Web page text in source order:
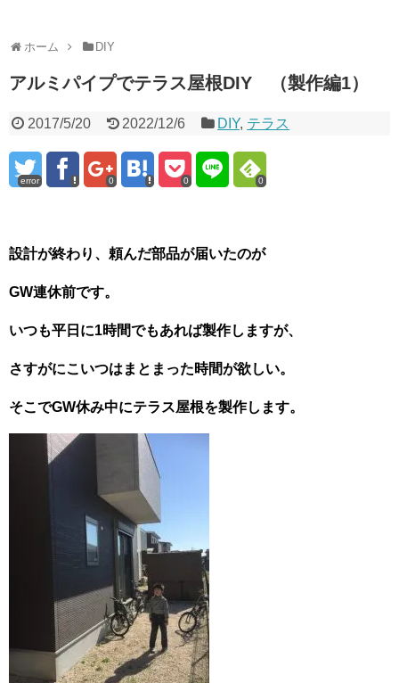
ホーム DIY
アルミパイプでテラス屋根DIY （製作編1）
2017/5/20 2022/12/6 DIY, テラス
error 0 0 0
設計が終わり、頼んだ部品が届いたのが
GW連休前です。
いつも平日に1時間でもあれば製作しますが、
さすがにこいつはまとまった時間が欲しい。
そこでGW休み中にテラス屋根を製作します。